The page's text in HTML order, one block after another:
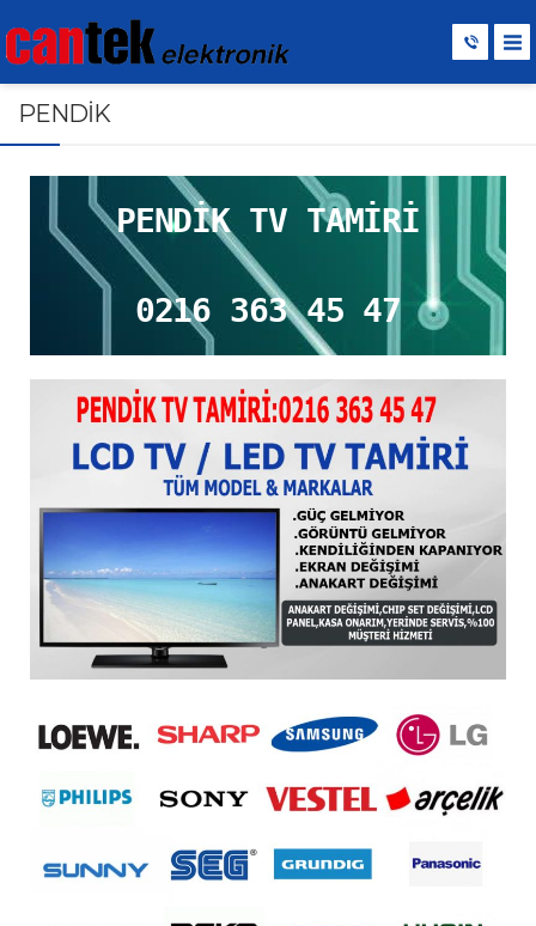
PENDİK
PENDİK TV TAMİRİ
0216 363 45 47